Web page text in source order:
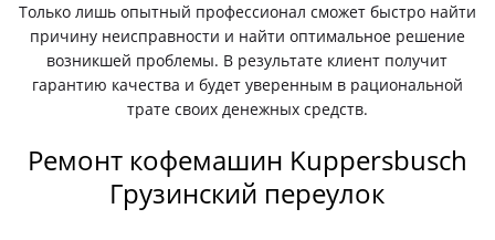
Только лишь опытный профессионал сможет быстро найти
причину неисправности и найти оптимальное решение
возникшей проблемы. В результате клиент получит
гарантию качества и будет уверенным в рациональной
трате своих денежных средств.
Ремонт кофемашин Kuppersbusch
Грузинский переулок